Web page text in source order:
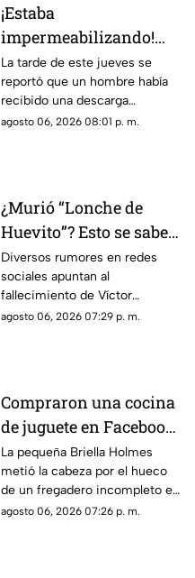
¡Estaba
impermeabilizando!
Hombre recibe
descarga eléctrica en la
colonia Álamos Uno, en
Los Mochis
La tarde de este jueves se
reportó que un hombre había
recibido una descarga
eléctrica mientras se
agosto 06, 2026 08:01 p. m.
¿Murió “Lonche de
Huevito”? Esto se sabe
del streamer
sinaloense
Diversos rumores en redes
sociales apuntan al
fallecimiento de Víctor
Ordoñez, conocido como
agosto 06, 2026 07:29 p. m.
Compraron una cocina
de juguete en Facebook
y terminó en tragedia:
Muere niña de 3 años
atrapada en el mueble
La pequeña Briella Holmes
metió la cabeza por el hueco
de un fregadero incompleto en
un mueble de segunda mano;
agosto 06, 2026 07:26 p. m.